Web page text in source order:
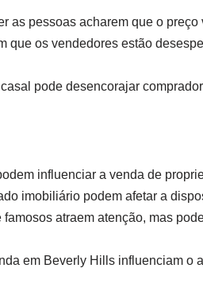
as pessoas acharem que o preço
que os vendedores estão
pode desencorajar
influenciar a venda de
imobiliário podem afetar a
atraem atenção, mas
em Beverly Hills influenciam o